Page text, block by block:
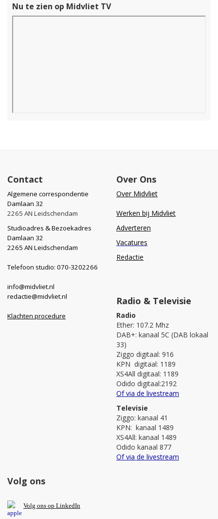
Nu te zien op Midvliet TV
Contact
Algemene correspondentie
Damlaan 32
2265 AN Leidschendam
Studioadres & Bezoekadres
Damlaan 32
2265 AN Leidschendam
Telefoon studio: 070-3202266
info@midvliet.nl
redactie@midvliet.nl
Klachten procedure
Over Ons
Over Midvliet
Werken bij Midvliet
Adverteren
Vacatures
Redactie
Radio & Televisie
Radio
Ether: 107.2 Mhz
DAB+: kanaal 5C (DAB lokaal
33)
Ziggo digitaal: 916
KPN digitaal: 1189
XS4All digitaal: 1189
Odido digitaal:2192
Of via de livestream
Televisie
Ziggo: kanaal 41
KPN: kanaal 1489
XS4All: kanaal 1489
Odido kanaal 877
Of via de livestream
Volg ons
Volg ons op LinkedIn